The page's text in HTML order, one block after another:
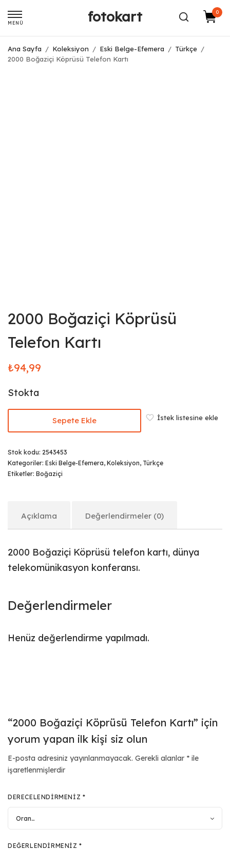
MENÜ fotokart 0
Ana Sayfa / Koleksiyon / Eski Belge-Efemera / Türkçe /
2000 Boğaziçi Köprüsü Telefon Kartı
2000 Boğaziçi Köprüsü
Telefon Kartı
₺94,99
Stokta
Sepete Ekle İstek listesine ekle
Stok kodu: 2543453
Kategoriler: Eski Belge-Efemera, Koleksiyon, Türkçe
Etiketler: Boğaziçi
Açıklama Değerlendirmeler (0)
2000 Boğaziçi Köprüsü telefon kartı, dünya
telekomünikasyon konferansı.
Değerlendirmeler
Henüz değerlendirme yapılmadı.
“2000 Boğaziçi Köprüsü Telefon Kartı” için
yorum yapan ilk kişi siz olun
E-posta adresiniz yayınlanmayacak. Gerekli alanlar * ile
işaretlenmişlerdir
DERECELENDIRMENIZ *
DEĞERLENDIRMENIZ*